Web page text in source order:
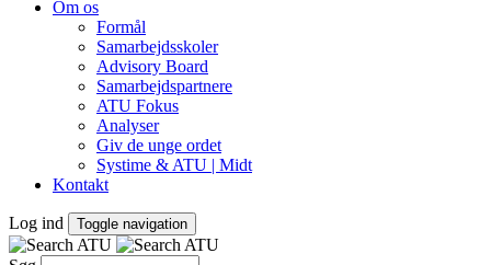
Om os
Formål
Samarbejdsskoler
Advisory Board
Samarbejdspartnere
ATU Fokus
Analyser
Giv de unge ordet
Systime & ATU | Midt
Kontakt
Log ind Toggle navigation